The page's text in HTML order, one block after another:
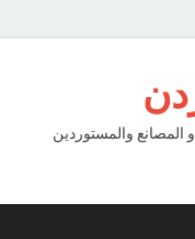
والمستوردين